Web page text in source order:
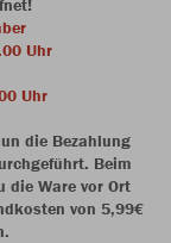
Uhr
Uhr
die Bezahlung
Beim
die Ware vor Ort
von 5,99€